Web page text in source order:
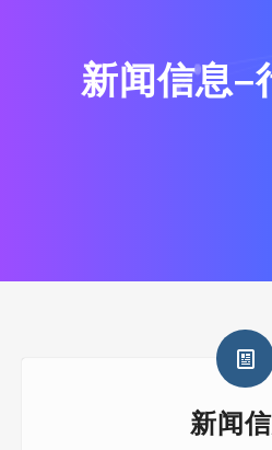
新闻信息–
新闻